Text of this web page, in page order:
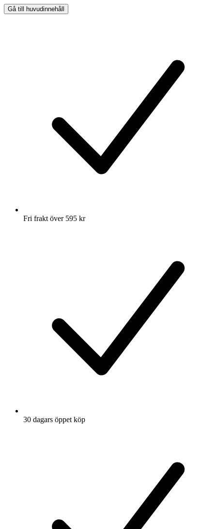
Gå till huvudinnehåll
Fri frakt över 595 kr
30 dagars öppet köp